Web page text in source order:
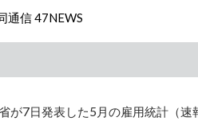
通信 47NEWS
が7日発表した5月の雇用統計（